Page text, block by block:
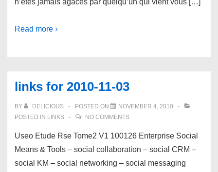
n’êtes jamais agacés par quelqu’un qui vient vous […]
Read more ›
links for 2010-11-03
BY DELICIOUS POSTED ON
NOVEMBER 4, 2010
POSTED IN LINKS NO COMMENTS
Useo Etude Rse Tome2 V1 100126 Enterprise Social
Means & Tools – social collaboration – social CRM –
social KM – social networking – social messaging